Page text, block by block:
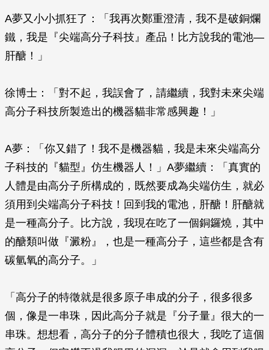
A夢又小小抓狂了：「我再次鄭重澄清，我不是破銅爛
鐵，我是『尖端高分子科技』產品！比方說我的電池—
肝醣！」
徐博士：「對不起，我誤會了，請繼續，我對未來尖端
高分子科技所製造出的機器貓非常感興趣！」
A夢：「你又錯了！我不是機器貓，我是未來尖端高分
子科技的『貓型』仿生機器人！」A夢繼續：「真實的
人體是由高分子所構成的，既然要成為尖端仿生，就必
須用到尖端高分子科技！回到我的電池，肝醣！肝醣就
是一種高分子。比方說，我現在吃了一個銅鑼燒，其中
的醣類叫做『澱粉』，也是一種高分子，這些都是含有
碳氫氧的高分子。」
「高分子的特徵就是很多原子串成的分子，很多很多
個，像是一串珠，因此高分子就是『分子量』很大的一
串珠。想想看，高分子的分子體積也很大，我吃了這個